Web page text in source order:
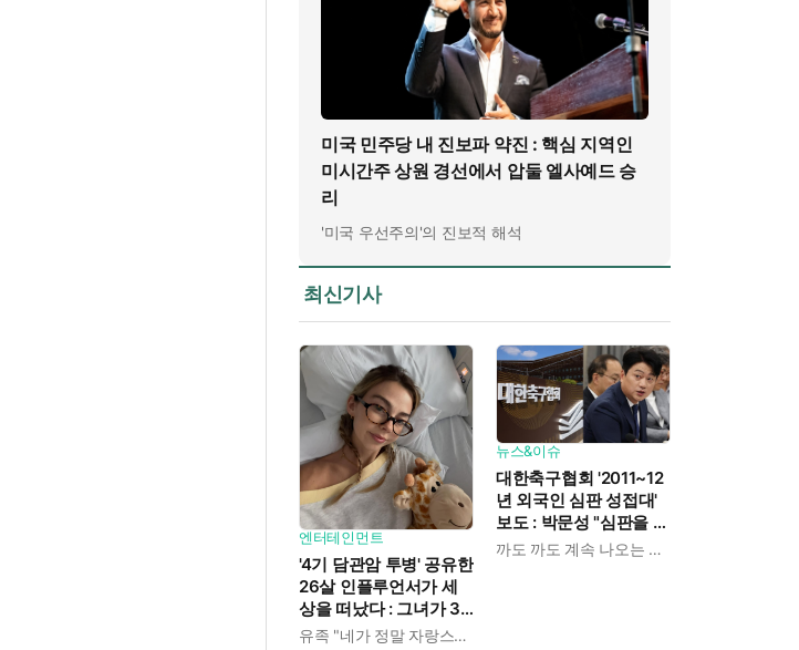
미국 민주당 내 진보파 약진 : 핵심 지역인
미시간주 상원 경선에서 압둘 엘사예드 승
리
'미국 우선주의'의 진보적 해석
최신기사
엔터테인먼트
'4기 담관암 투병' 공유한
26살 인플루언서가 세
상을 떠났다 : 그녀가 3
년간 보여준 희망과 용유족 "네가 정말 자랑스럽다"
뉴스&이슈
대한축구협회 '2011~12
년 외국인 심판 성접대'
보도 : 박문성 "심판을 돈
으로 산 거냐, 천박하고까도 까도 계속 나오는 축협